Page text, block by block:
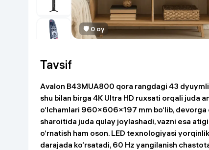
Go‘zallik va parvarish
Aqlli uy
Avtotovarlar
Bolalar buyumlari
Virtual
Aqlli
🛡 0 oy
Tavsif
Avalon B43MUA800 qora rangdagi 43
shu bilan birga 4K Ultra HD ruxsati orqali juda
o‘lchamlari 960×606×197 mm bo‘lib,
sharoitida juda qulay joylashadi, vazni esa
o‘rnatish ham oson. LED texnologiyasi
darajada ko‘rsatadi, 60 Hz yangilanish